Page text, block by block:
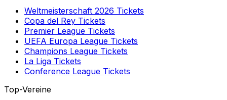
Weltmeisterschaft 2026 Tickets
Copa del Rey Tickets
Premier League Tickets
UEFA Europa League Tickets
Champions League Tickets
La Liga Tickets
Conference League Tickets
Top-Vereine